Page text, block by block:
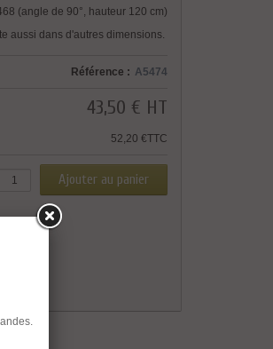
(angle de 90°, hauteur 120 cm)
aussi dans d'autres dimensions.
Référence : A5474
43,50 € HT
52,20 €TTC